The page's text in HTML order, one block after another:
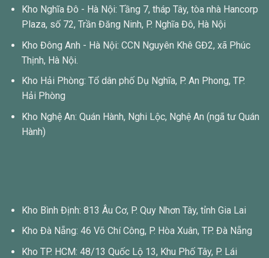
Kho Nghĩa Đô - Hà Nội: Tầng 7, tháp Tây, tòa nhà Hancorp
Plaza, số 72, Trần Đăng Ninh, P. Nghĩa Đô, Hà Nội
Kho Đông Anh - Hà Nội: CCN Nguyên Khê GĐ2, xã Phúc
Thịnh, Hà Nội.
Kho Hải Phòng: Tổ dân phố Dụ Nghĩa, P. An Phong, TP.
Hải Phòng
Kho Nghệ An: Quán Hành, Nghi Lộc, Nghệ An (ngã tư Quán
Hành)
Kho Bình Định: 813 Âu Cơ, P. Quy Nhơn Tây, tỉnh Gia Lai
Kho Đà Nẵng: 46 Võ Chí Công, P. Hòa Xuân, TP. Đà Nẵng
Kho TP. HCM: 48/13 Quốc Lộ 13, Khu Phố Tây, P. Lái